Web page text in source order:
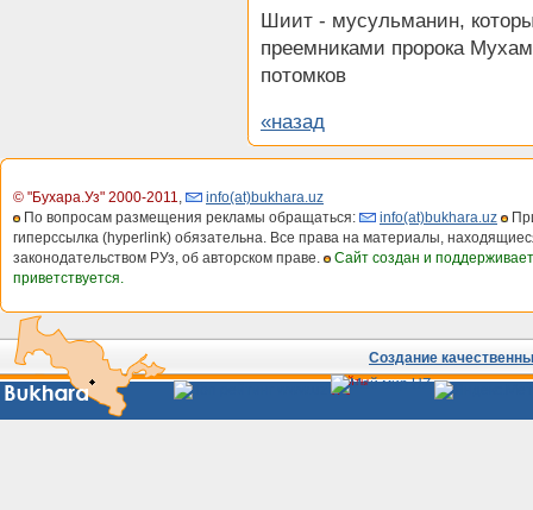
Шиит - мусульманин,
преемниками пророка
потомков
«назад
© "Бухара.Уз" 2000-2011,
info(at)bukhara.uz
По вопросам размещения рекламы обращаться:
info(at)bukhara.uz
гиперссылка (hyperlink) обязательна. Все права на материалы,
законодательством РУз, об авторском праве.
Сайт создан и
приветствуется.
Создание
Сайты
Узбекистана